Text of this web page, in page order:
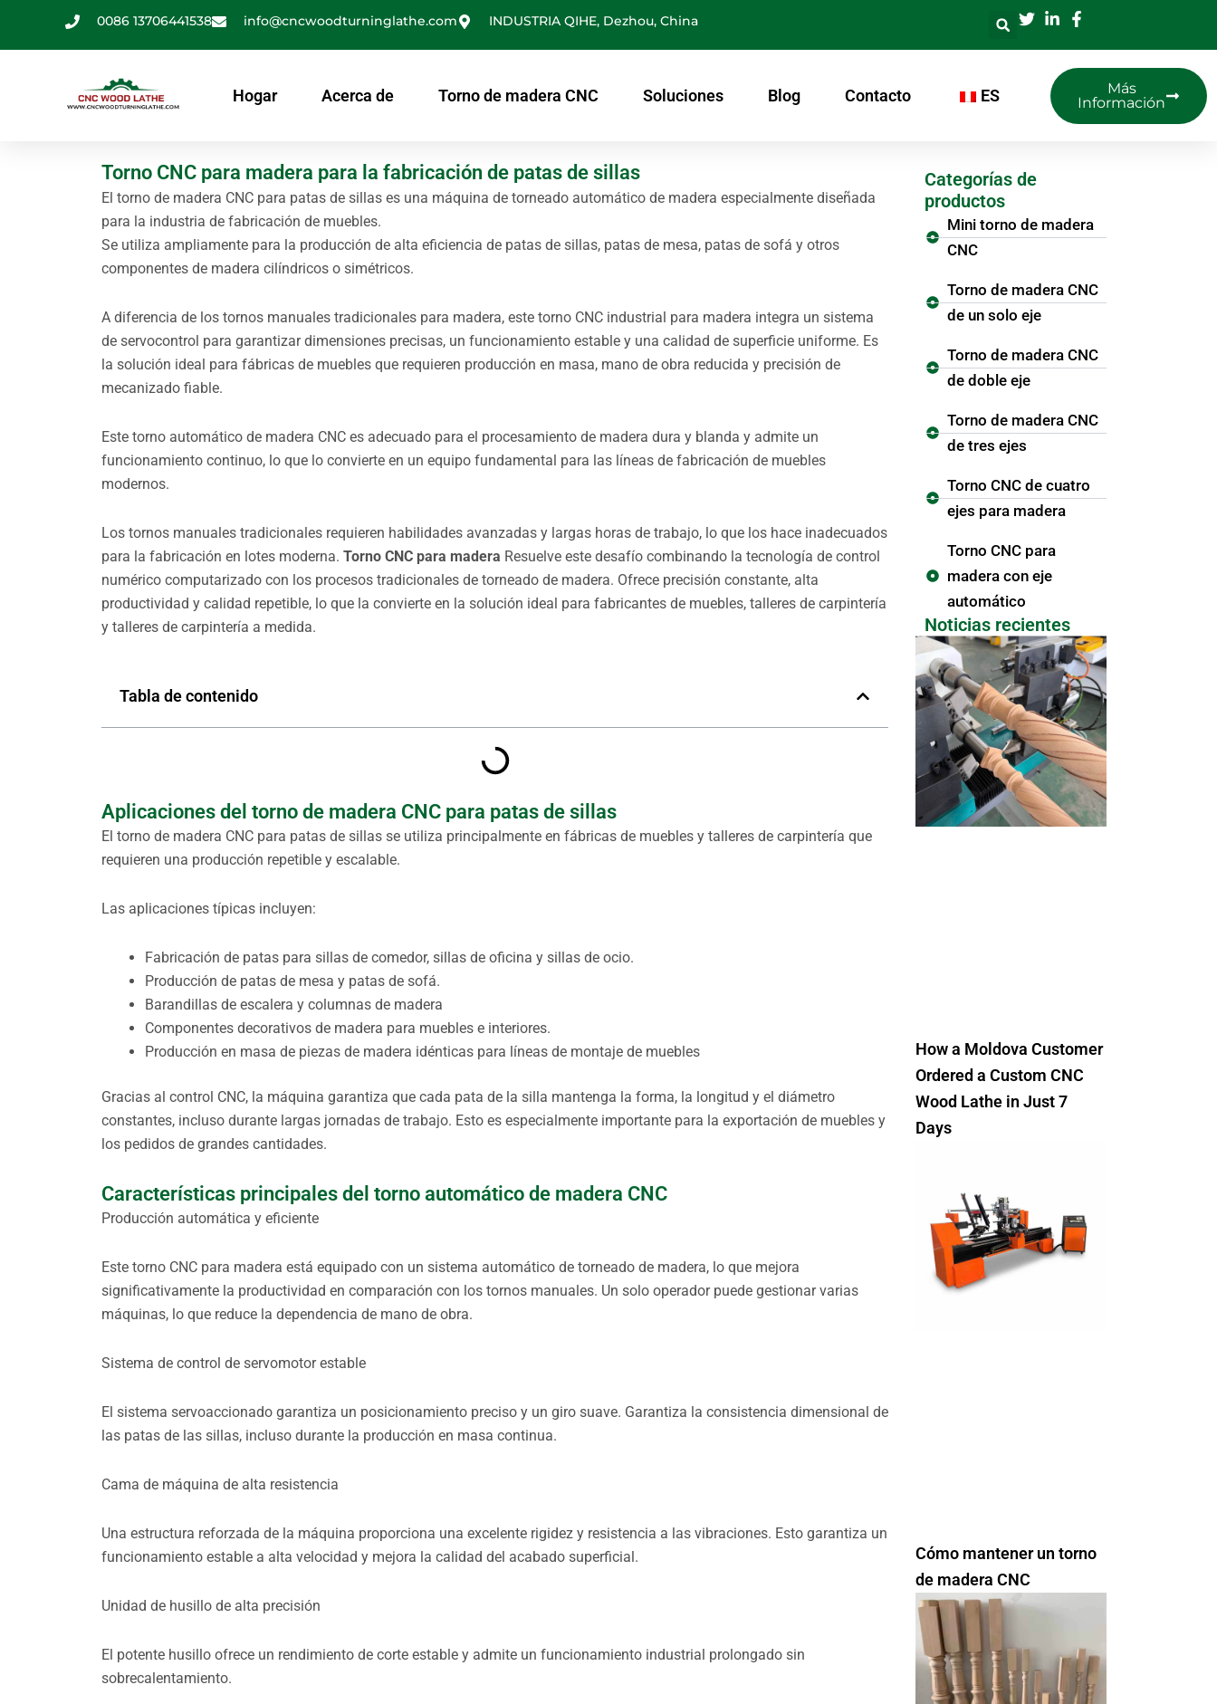
0086 13706441538 info@cncwoodturninglathe.com INDUSTRIA QIHE, Dezhou, China
Hogar Acerca de Torno de madera CNC Soluciones Blog Contacto ES
Más
Información
Torno CNC para madera para la fabricación de patas de sillas
El torno de madera CNC para patas de sillas es una máquina de torneado automático de madera especialmente diseñada
para la industria de fabricación de muebles.
Se utiliza ampliamente para la producción de alta eficiencia de patas de sillas, patas de mesa, patas de sofá y otros
componentes de madera cilíndricos o simétricos.
A diferencia de los tornos manuales tradicionales para madera, este torno CNC industrial para madera integra un sistema
de servocontrol para garantizar dimensiones precisas, un funcionamiento estable y una calidad de superficie uniforme. Es
la solución ideal para fábricas de muebles que requieren producción en masa, mano de obra reducida y precisión de
mecanizado fiable.
Este torno automático de madera CNC es adecuado para el procesamiento de madera dura y blanda y admite un
funcionamiento continuo, lo que lo convierte en un equipo fundamental para las líneas de fabricación de muebles
modernos.
Los tornos manuales tradicionales requieren habilidades avanzadas y largas horas de trabajo, lo que los hace inadecuados
para la fabricación en lotes moderna. Torno CNC para madera Resuelve este desafío combinando la tecnología de control
numérico computarizado con los procesos tradicionales de torneado de madera. Ofrece precisión constante, alta
productividad y calidad repetible, lo que la convierte en la solución ideal para fabricantes de muebles, talleres de carpintería
y talleres de carpintería a medida.
Tabla de contenido
Aplicaciones del torno de madera CNC para patas de sillas
El torno de madera CNC para patas de sillas se utiliza principalmente en fábricas de muebles y talleres de carpintería que
requieren una producción repetible y escalable.
Las aplicaciones típicas incluyen:
Fabricación de patas para sillas de comedor, sillas de oficina y sillas de ocio.
Producción de patas de mesa y patas de sofá.
Barandillas de escalera y columnas de madera
Componentes decorativos de madera para muebles e interiores.
Producción en masa de piezas de madera idénticas para líneas de montaje de muebles
Gracias al control CNC, la máquina garantiza que cada pata de la silla mantenga la forma, la longitud y el diámetro
constantes, incluso durante largas jornadas de trabajo. Esto es especialmente importante para la exportación de muebles y
los pedidos de grandes cantidades.
Características principales del torno automático de madera CNC
Producción automática y eficiente
Este torno CNC para madera está equipado con un sistema automático de torneado de madera, lo que mejora
significativamente la productividad en comparación con los tornos manuales. Un solo operador puede gestionar varias
máquinas, lo que reduce la dependencia de mano de obra.
Sistema de control de servomotor estable
El sistema servoaccionado garantiza un posicionamiento preciso y un giro suave. Garantiza la consistencia dimensional de
las patas de las sillas, incluso durante la producción en masa continua.
Cama de máquina de alta resistencia
Una estructura reforzada de la máquina proporciona una excelente rigidez y resistencia a las vibraciones. Esto garantiza un
funcionamiento estable a alta velocidad y mejora la calidad del acabado superficial.
Unidad de husillo de alta precisión
El potente husillo ofrece un rendimiento de corte estable y admite un funcionamiento industrial prolongado sin
sobrecalentamiento.
Categorías de
productos
Mini torno de madera
CNC
Torno de madera CNC
de un solo eje
Torno de madera CNC
de doble eje
Torno de madera CNC
de tres ejes
Torno CNC de cuatro
ejes para madera
Torno CNC para
madera con eje
automático
Noticias recientes
How a Moldova Customer
Ordered a Custom CNC
Wood Lathe in Just 7
Days
Cómo mantener un torno
de madera CNC